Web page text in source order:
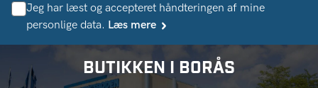
Jeg har læst og accepteret håndteringen af ​​mine
personlige data. Læs mere
BUTIKKEN I BORÅS